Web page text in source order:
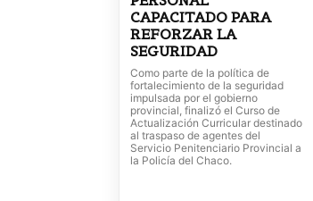
CAPACITADO PARA
REFORZAR LA
SEGURIDAD
Como parte de la política de
fortalecimiento de la seguridad
impulsada por el gobierno
provincial, finalizó el Curso de
Actualización Curricular destinado
al traspaso de agentes del
Servicio Penitenciario Provincial a
la Policía del Chaco.